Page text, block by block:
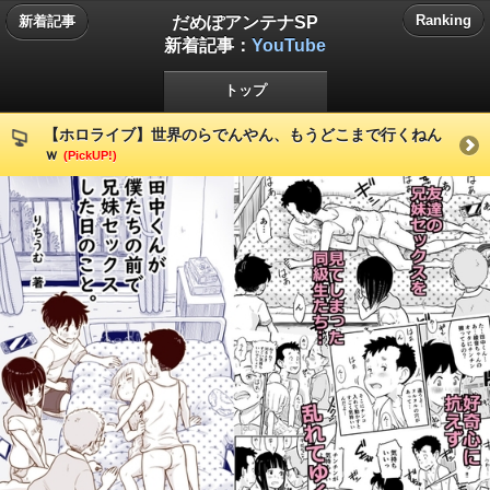
新着記事
だめぽアンテナSP
新着記事： YouTube
Ranking
トップ
【ホロライブ】世界のらでんやん、もうどこまで行くねん
ｗ (PickUP!)